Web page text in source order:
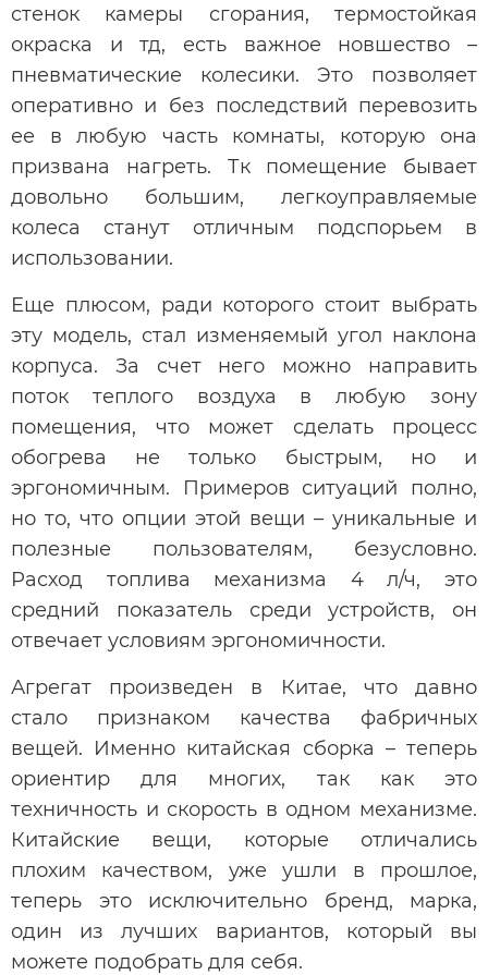
стенок камеры сгорания, термостойкая
окраска и тд, есть важное новшество –
пневматические колесики. Это позволяет
оперативно и без последствий перевозить
ее в любую часть комнаты, которую она
призвана нагреть. Тк помещение бывает
довольно большим, легкоуправляемые
колеса станут отличным подспорьем в
использовании.
Еще плюсом, ради которого стоит выбрать
эту модель, стал изменяемый угол наклона
корпуса. За счет него можно направить
поток теплого воздуха в любую зону
помещения, что может сделать процесс
обогрева не только быстрым, но и
эргономичным. Примеров ситуаций полно,
но то, что опции этой вещи – уникальные и
полезные пользователям, безусловно.
Расход топлива механизма 4 л/ч, это
средний показатель среди устройств, он
отвечает условиям эргономичности.
Агрегат произведен в Китае, что давно
стало признаком качества фабричных
вещей. Именно китайская сборка – теперь
ориентир для многих, так как это
техничность и скорость в одном механизме.
Китайские вещи, которые отличались
плохим качеством, уже ушли в прошлое,
теперь это исключительно бренд, марка,
один из лучших вариантов, который вы
можете подобрать для себя.